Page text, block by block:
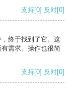
支持[0] 反对[0]
终于找到了它。这
需求。操作也很简
支持[0] 反对[0]